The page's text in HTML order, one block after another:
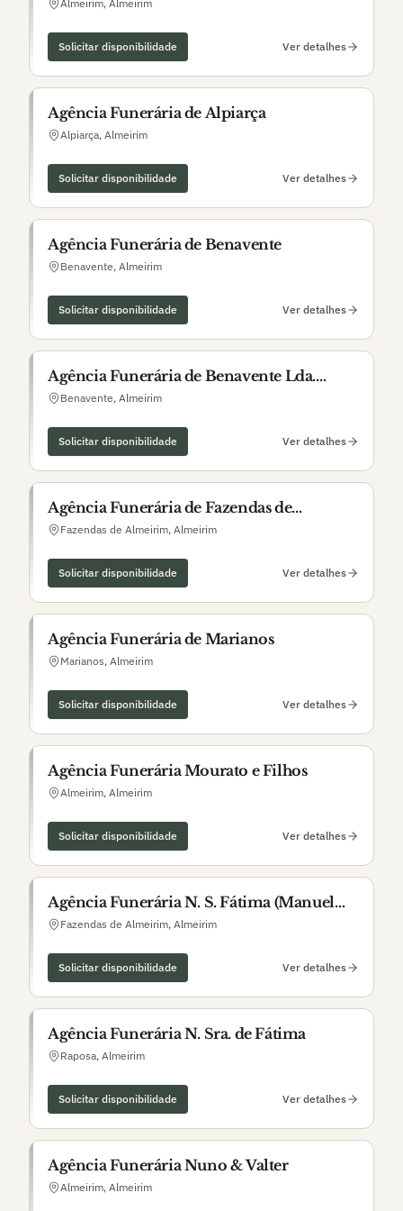
Almeirim, Almeirim
Solicitar disponibilidade Ver detalhes
Agência Funerária de Alpiarça
Alpiarça, Almeirim
Solicitar disponibilidade Ver detalhes
Agência Funerária de Benavente
Benavente, Almeirim
Solicitar disponibilidade Ver detalhes
Agência Funerária de Benavente Lda.
(Opera em Almeirim)
Benavente, Almeirim
Solicitar disponibilidade Ver detalhes
Agência Funerária de Fazendas de
Almeirim
Fazendas de Almeirim, Almeirim
Solicitar disponibilidade Ver detalhes
Agência Funerária de Marianos
Marianos, Almeirim
Solicitar disponibilidade Ver detalhes
Agência Funerária Mourato e Filhos
Almeirim, Almeirim
Solicitar disponibilidade Ver detalhes
Agência Funerária N. S. Fátima (Manuel
Joaquim Charrua)
Fazendas de Almeirim, Almeirim
Solicitar disponibilidade Ver detalhes
Agência Funerária N. Sra. de Fátima
Raposa, Almeirim
Solicitar disponibilidade Ver detalhes
Agência Funerária Nuno & Valter
Almeirim, Almeirim